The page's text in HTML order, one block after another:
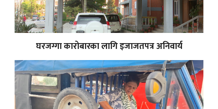
घरजग्गा कारोबारका लागि इजाजतपत्र अनिवार्य